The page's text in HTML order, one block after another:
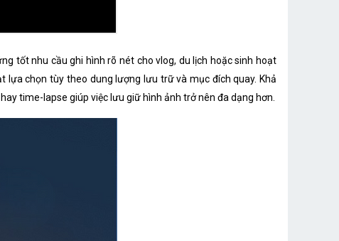
tốt nhu cầu ghi hình rõ nét cho vlog, du lịch hoặc sinh hoạt
lựa chọn tùy theo dung lượng lưu trữ và mục đích quay. Khả
time-lapse giúp việc lưu giữ hình ảnh trở nên đa dạng hơn.